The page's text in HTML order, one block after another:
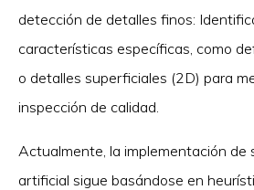
detección de detalles finos:
características específicas, como
o detalles superficiales (2D) para
inspección de calidad.
Actualmente, la implementación de
artificial sigue basándose en